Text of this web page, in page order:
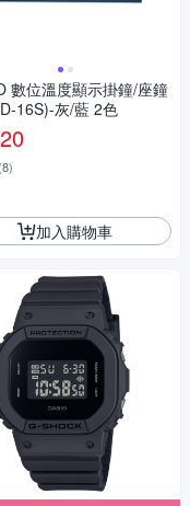
數位溫度顯示掛鐘/座鐘
16S)-灰/藍 2色
(8)
加入購物車